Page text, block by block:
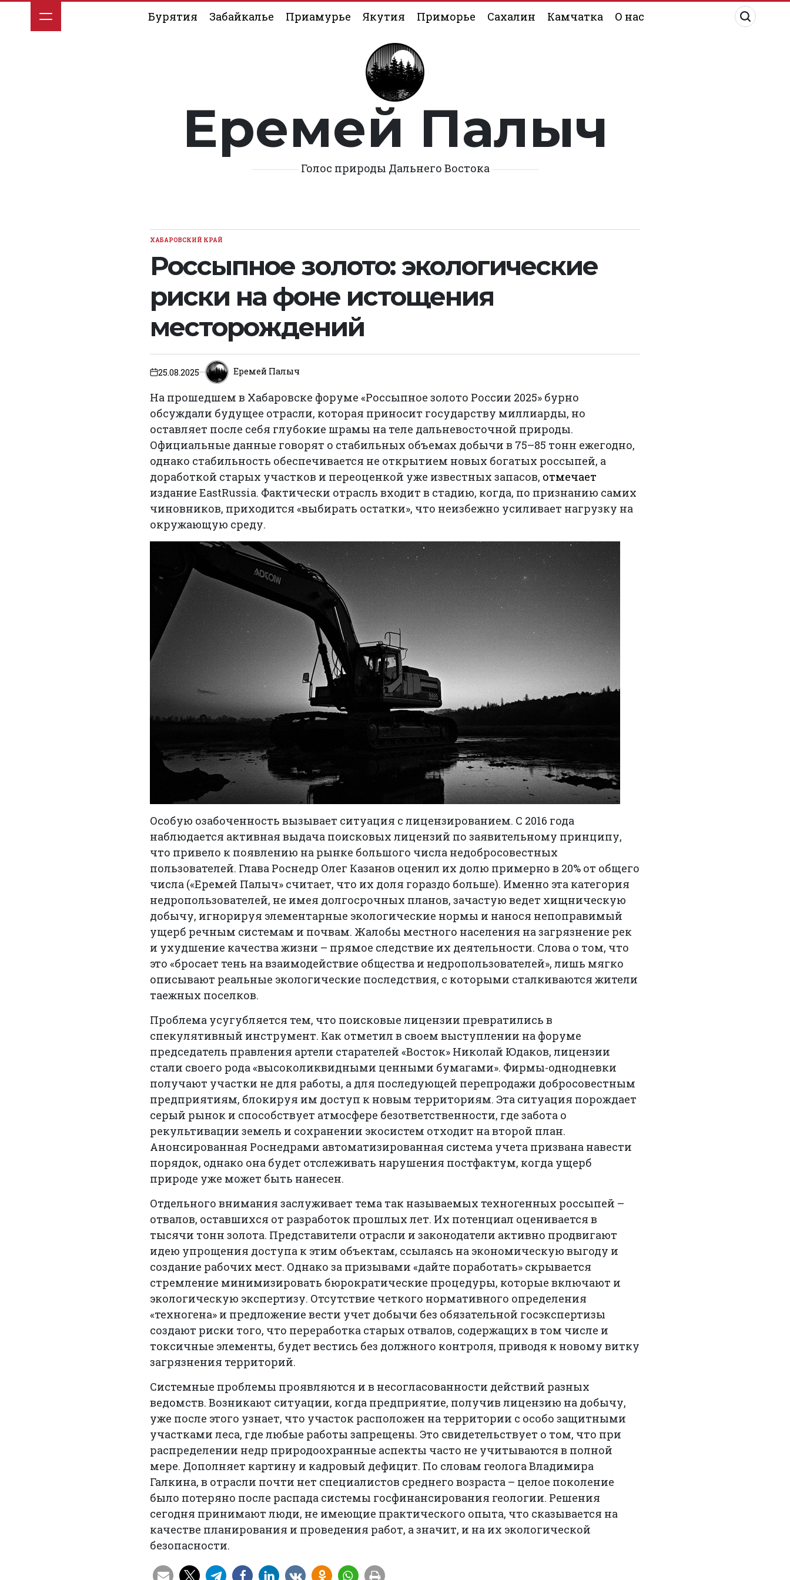
Бурятия Забайкалье Приамурье Якутия Приморье Сахалин Камчатка О нас
Еремей Палыч
Голос природы Дальнего Востока
ОПУБЛИКОВАНО
ХАБАРОВСКИЙ КРАЙ
Россыпное золото: экологические
риски на фоне истощения
месторождений
on25.08.2025 Еремей Палыч
На прошедшем в Хабаровске форуме «Россыпное золото России 2025» бурно
обсуждали будущее отрасли, которая приносит государству миллиарды, но
оставляет после себя глубокие шрамы на теле дальневосточной природы.
Официальные данные говорят о стабильных объемах добычи в 75–85 тонн ежегодно,
однако стабильность обеспечивается не открытием новых богатых россыпей, а
доработкой старых участков и переоценкой уже известных запасов, отмечает
издание EastRussia. Фактически отрасль входит в стадию, когда, по признанию самих
чиновников, приходится «выбирать остатки», что неизбежно усиливает нагрузку на
окружающую среду.
Особую озабоченность вызывает ситуация с лицензированием. С 2016 года
наблюдается активная выдача поисковых лицензий по заявительному принципу,
что привело к появлению на рынке большого числа недобросовестных
пользователей. Глава Роснедр Олег Казанов оценил их долю примерно в 20% от общего
числа («Еремей Палыч» считает, что их доля гораздо больше). Именно эта категория
недропользователей, не имея долгосрочных планов, зачастую ведет хищническую
добычу, игнорируя элементарные экологические нормы и нанося непоправимый
ущерб речным системам и почвам. Жалобы местного населения на загрязнение рек
и ухудшение качества жизни – прямое следствие их деятельности. Слова о том, что
это «бросает тень на взаимодействие общества и недропользователей», лишь мягко
описывают реальные экологические последствия, с которыми сталкиваются жители
таежных поселков.
Проблема усугубляется тем, что поисковые лицензии превратились в
спекулятивный инструмент. Как отметил в своем выступлении на форуме
председатель правления артели старателей «Восток» Николай Юдаков, лицензии
стали своего рода «высоколиквидными ценными бумагами». Фирмы-однодневки
получают участки не для работы, а для последующей перепродажи добросовестным
предприятиям, блокируя им доступ к новым территориям. Эта ситуация порождает
серый рынок и способствует атмосфере безответственности, где забота о
рекультивации земель и сохранении экосистем отходит на второй план.
Анонсированная Роснедрами автоматизированная система учета призвана навести
порядок, однако она будет отслеживать нарушения постфактум, когда ущерб
природе уже может быть нанесен.
Отдельного внимания заслуживает тема так называемых техногенных россыпей –
отвалов, оставшихся от разработок прошлых лет. Их потенциал оценивается в
тысячи тонн золота. Представители отрасли и законодатели активно продвигают
идею упрощения доступа к этим объектам, ссылаясь на экономическую выгоду и
создание рабочих мест. Однако за призывами «дайте поработать» скрывается
стремление минимизировать бюрократические процедуры, которые включают и
экологическую экспертизу. Отсутствие четкого нормативного определения
«техногена» и предложение вести учет добычи без обязательной госэкспертизы
создают риски того, что переработка старых отвалов, содержащих в том числе и
токсичные элементы, будет вестись без должного контроля, приводя к новому витку
загрязнения территорий.
Системные проблемы проявляются и в несогласованности действий разных
ведомств. Возникают ситуации, когда предприятие, получив лицензию на добычу,
уже после этого узнает, что участок расположен на территории с особо защитными
участками леса, где любые работы запрещены. Это свидетельствует о том, что при
распределении недр природоохранные аспекты часто не учитываются в полной
мере. Дополняет картину и кадровый дефицит. По словам геолога Владимира
Галкина, в отрасли почти нет специалистов среднего возраста – целое поколение
было потеряно после распада системы госфинансирования геологии. Решения
сегодня принимают люди, не имеющие практического опыта, что сказывается на
качестве планирования и проведения работ, а значит, и на их экологической
безопасности.